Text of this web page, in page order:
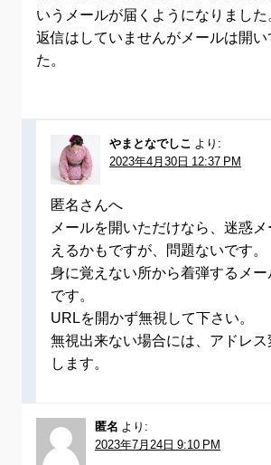
いうメールが届くようになりました
返信はしていませんがメールは開い
た。
やまとなでしこ
より:
2023年4月30日 12:37 PM
匿名さんへ
メールを開いただけなら、迷惑
えるかもですが、問題ないです。
身に覚えない所から着弾するメ
です。
URLを開かず無視して下さい。
無視出来ない場合には、アドレ
します。
匿名
より:
2023年7月24日 9:10 PM